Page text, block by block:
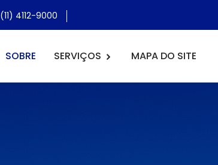
(11) 4112-9000
SOBRE SERVIÇOS MAPA DO SITE